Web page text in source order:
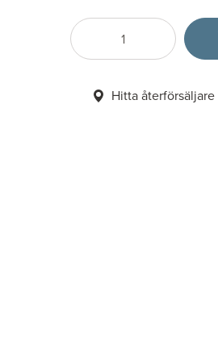
Antal
Välj enhet
Hitta återförsäljare